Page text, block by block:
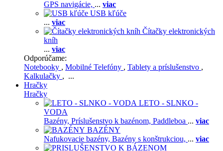
GPS navigácie, ... viac
USB kľúče
... viac
Čítačky elektronických
kníh
... viac
Odporúčame:
Notebooky , Mobilné Telefóny , Tablety a príslušenstvo ,
Kalkulačky , ...
Hračky
Hračky
LETO - SLNKO -
VODA
Bazény, Príslušenstvo k bazénom, Paddleboa ... viac
BAZÉNY
Nafukovacie bazény, Bazény s konštrukciou, ... viac